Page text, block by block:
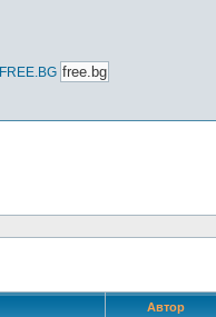
FREE.BG
Автор